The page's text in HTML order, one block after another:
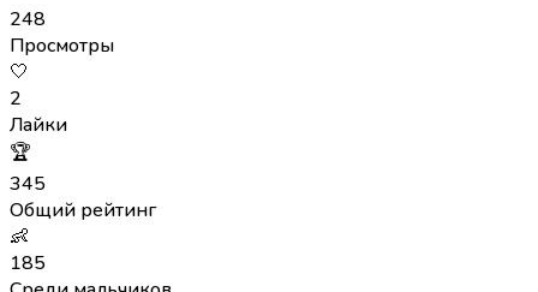
248
Просмотры
🤍
2
Лайки
🏆
345
Общий рейтинг
👶
185